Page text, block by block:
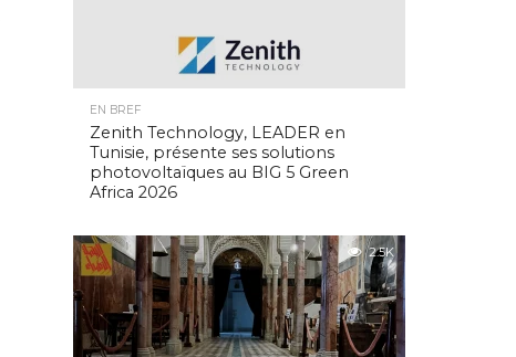
EN BREF
Zenith Technology, LEADER en
Tunisie, présente ses solutions
photovoltaïques au BIG 5 Green
Africa 2026
2.5K